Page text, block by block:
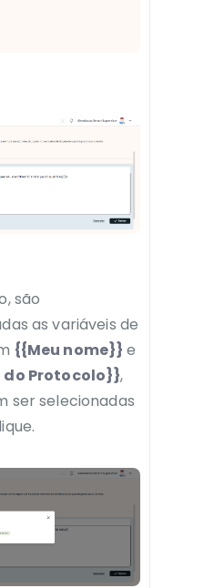
são
as variáveis de
{{Meu nome}} e
do Protocolo}},
ser selecionadas